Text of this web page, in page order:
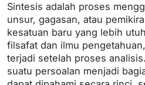
Sintesis adalah proses
unsur, gagasan, atau
kesatuan baru yang lebih
filsafat dan ilmu
terjadi setelah proses
suatu persoalan menjadi